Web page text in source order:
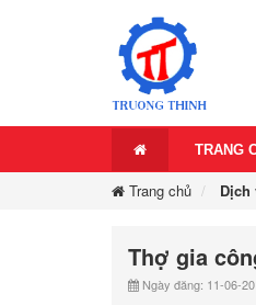
TRANG
Trang chủ Dịch
Thợ gia
Ngày đăng: 11-06-